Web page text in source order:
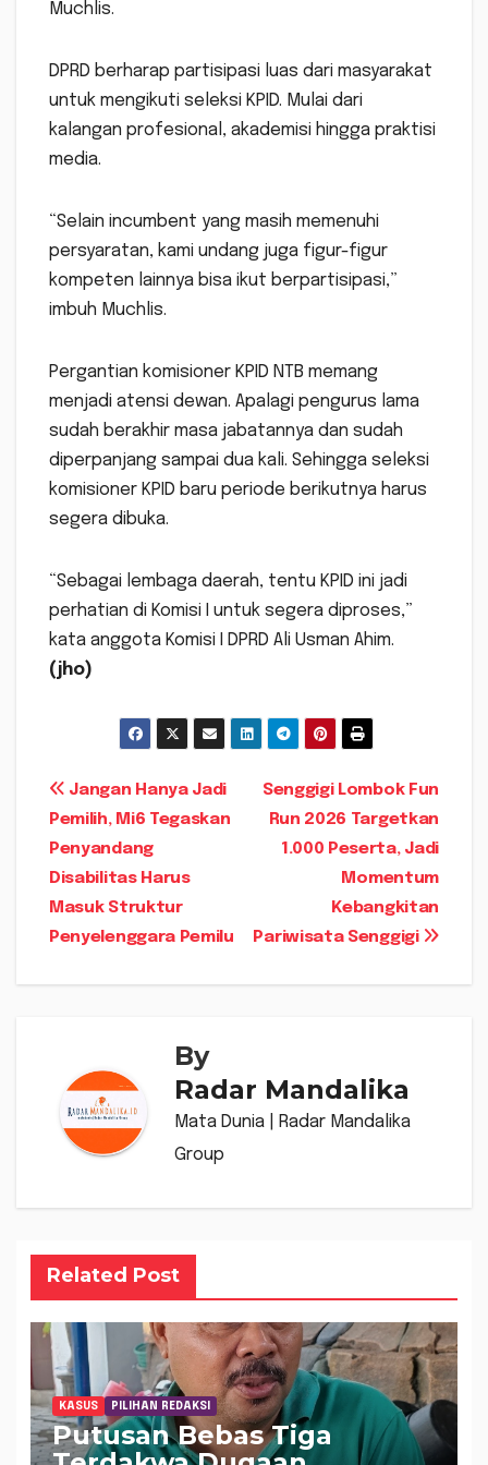
Muchlis.
DPRD berharap partisipasi luas dari masyarakat
untuk mengikuti seleksi KPID. Mulai dari
kalangan profesional, akademisi hingga praktisi
media.
“Selain incumbent yang masih memenuhi
persyaratan, kami undang juga figur-figur
kompeten lainnya bisa ikut berpartisipasi,”
imbuh Muchlis.
Pergantian komisioner KPID NTB memang
menjadi atensi dewan. Apalagi pengurus lama
sudah berakhir masa jabatannya dan sudah
diperpanjang sampai dua kali. Sehingga seleksi
komisioner KPID baru periode berikutnya harus
segera dibuka.
“Sebagai lembaga daerah, tentu KPID ini jadi
perhatian di Komisi I untuk segera diproses,”
kata anggota Komisi I DPRD Ali Usman Ahim.
(jho)
Navigasi
pos
Senggigi Lombok Fun
Run 2026 Targetkan
1.000 Peserta, Jadi
Momentum
Kebangkitan
Pariwisata Senggigi
Jangan Hanya Jadi
Pemilih, Mi6 Tegaskan
Penyandang
Disabilitas Harus
Masuk Struktur
Penyelenggara Pemilu
By
Radar Mandalika
Mata Dunia | Radar Mandalika
Group
Related Post
KASUS PILIHAN REDAKSI
Putusan Bebas Tiga